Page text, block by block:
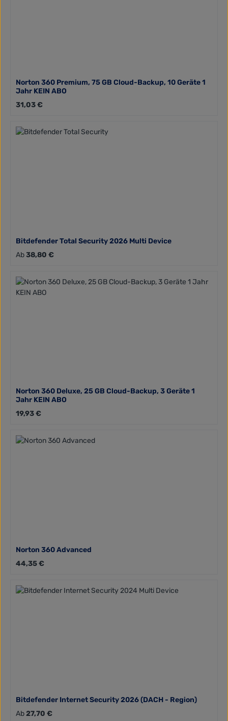
Norton 360 Premium, 75 GB Cloud-Backup, 10 Geräte 1
Jahr KEIN ABO
Regulärer Preis:
31,03 €
Bitdefender Total Security 2026 Multi Device
Regulärer Preis:
Ab38,80 €
Norton 360 Deluxe, 25 GB Cloud-Backup, 3 Geräte 1
Jahr KEIN ABO
Regulärer Preis:
19,93 €
Norton 360 Advanced
Regulärer Preis:
44,35 €
Bitdefender Internet Security 2026 (DACH - Region)
Regulärer Preis:
Ab27,70 €